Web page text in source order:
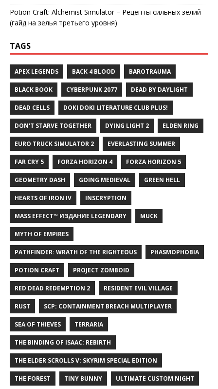
Potion Craft: Alchemist Simulator – Рецепты сильных зелий
(гайд на зелья третьего уровня)
TAGS
APEX LEGENDS BACK 4 BLOOD BAROTRAUMA
BLACK BOOK CYBERPUNK 2077 DEAD BY DAYLIGHT
DEAD CELLS DOKI DOKI LITERATURE CLUB PLUS!
DON'T STARVE TOGETHER DYING LIGHT 2 ELDEN RING
EURO TRUCK SIMULATOR 2 EVERLASTING SUMMER
FAR CRY 5 FORZA HORIZON 4 FORZA HORIZON 5
GEOMETRY DASH GOING MEDIEVAL GREEN HELL
HEARTS OF IRON IV INSCRYPTION
MASS EFFECT™ ИЗДАНИЕ LEGENDARY MUCK
MYTH OF EMPIRES
PATHFINDER: WRATH OF THE RIGHTEOUS PHASMOPHOBIA
POTION CRAFT PROJECT ZOMBOID
RED DEAD REDEMPTION 2 RESIDENT EVIL VILLAGE
RUST SCP: CONTAINMENT BREACH MULTIPLAYER
SEA OF THIEVES TERRARIA
THE BINDING OF ISAAC: REBIRTH
THE ELDER SCROLLS V: SKYRIM SPECIAL EDITION
THE FOREST TINY BUNNY ULTIMATE CUSTOM NIGHT